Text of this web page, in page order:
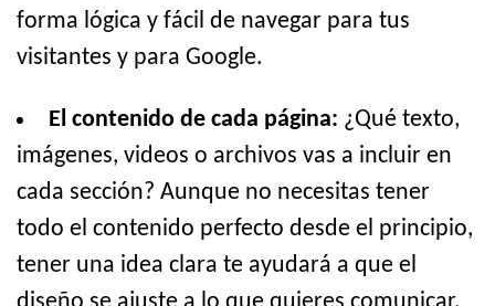
forma lógica y fácil de navegar para tus
visitantes y para Google.
El contenido de cada página: ¿Qué texto,
imágenes, videos o archivos vas a incluir en
cada sección? Aunque no necesitas tener
todo el contenido perfecto desde el principio,
tener una idea clara te ayudará a que el